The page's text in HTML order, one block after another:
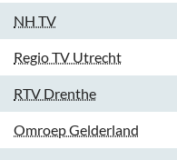
NH TV
Regio TV Utrecht
RTV Drenthe
Omroep Gelderland